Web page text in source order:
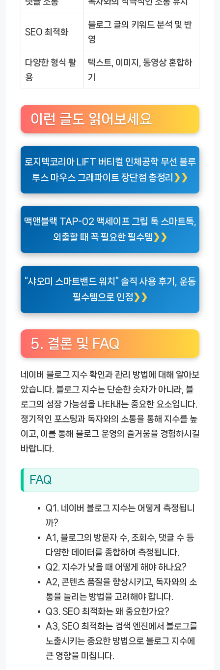
SEO 최적화
블로그 글의 키워드 분석 및 반
영
다양한 형식 활
용
텍스트, 이미지, 동영상 혼합하
기
이런 글도 읽어보세요
로지텍코리아 LIFT 버티컬 인체공학 무선 블루
투스 마우스 그래파이트 장단점 총정리
맥앤블랙 TAP-02 맥세이프 그립 톡 스마트톡,
외출할 때 꼭 필요한 필수템
“샤오미 스마트밴드 워치” 솔직 사용 후기, 운동
필수템으로 인정
5. 결론 및 FAQ
네이버 블로그 지수 확인과 관리 방법에 대해 알아보
았습니다. 블로그 지수는 단순한 숫자가 아니라, 블
로그의 성장 가능성을 나타내는 중요한 요소입니다.
정기적인 포스팅과 독자와의 소통을 통해 지수를 높
이고, 이를 통해 블로그 운영의 즐거움을 경험하시길
바랍니다.
FAQ
Q1.
네이버 블로그 지수는 어떻게 측정됩니
까?
A1, 블로그의 방문자 수, 조회수, 댓글 수 등
다양한 데이터를 종합하여 측정됩니다.
Q2. 지수가 낮을 때 어떻게 해야 하나요?
A2, 콘텐츠 품질을 향상시키고, 독자와의 소
통을 늘리는 방법을 고려해야 합니다.
Q3. SEO 최적화는 왜 중요한가요?
A3, SEO 최적화는 검색 엔진에서 블로그를
노출시키는 중요한 방법으로 블로그 지수에
큰 영향을 미칩니다.